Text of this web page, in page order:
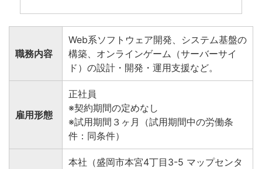
職務内容
Web系ソフトウェア開発、システム基盤の
構築、オンラインゲーム（サーバーサイ
ド）の設計・開発・運用支援など。
雇用形態
正社員
※契約期間の定めなし
※試用期間３ヶ月（試用期間中の労働条
件：同条件）
本社（盛岡市本宮4丁目3-5 マップセンタ